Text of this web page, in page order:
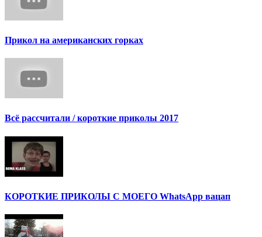
Прикол на американских горках
Всё рассчитали / короткие приколы 2017
КОРОТКИЕ ПРИКОЛЫ С МОЕГО WhatsApp вацап